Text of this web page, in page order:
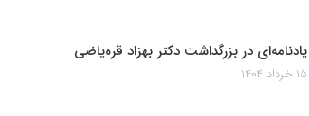
یادنامه‌ای در بزرگداشت دکتر بهزاد قره‌یاضی
۱۵ خرداد ۱۴۰۴